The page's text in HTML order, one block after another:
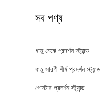
সব পণ্য
ধাতু মেঝে প্রদর্শন স্ট্যান্ড
ধাতু সারণী শীর্ষ প্রদর্শন স্ট্যান্ড
পোস্টার প্রদর্শন স্ট্যান্ড